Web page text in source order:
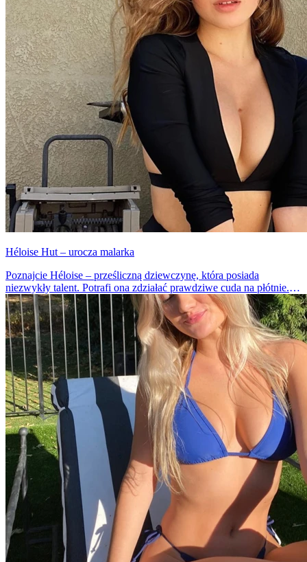
Héloise Hut – urocza malarka
Poznajcie Héloise – prześliczną dziewczynę, która posiada
niezwykły talent. Potrafi ona zdziałać prawdziwe cuda na płótnie.
Dawno nie widzieliśmy tak pięknych dzieł sztuki.